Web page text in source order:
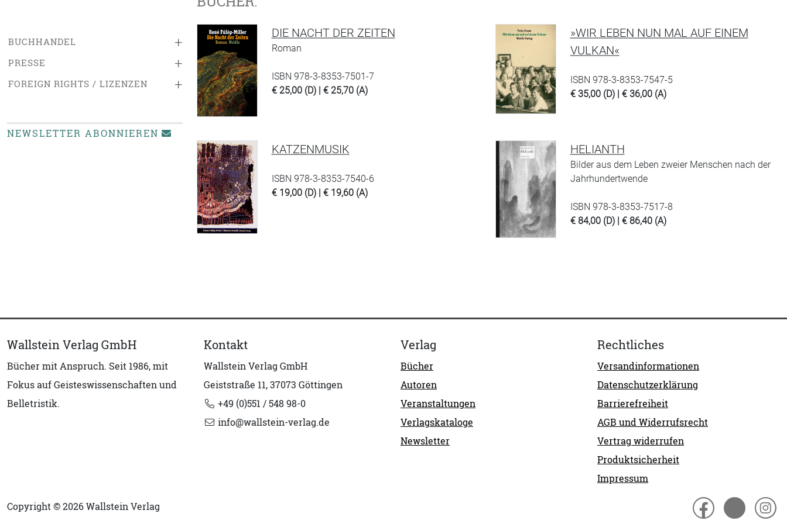
+
BUCHHANDEL
+
PRESSE
+
FOREIGN RIGHTS / LIZENZEN
NEWSLETTER ABONNIEREN
DIE NACHT DER ZEITEN
Roman
ISBN 978-3-8353-7501-7
€ 25,00 (D) | € 25,70 (A)
»WIR LEBEN NUN MAL AUF EINEM
VULKAN«
ISBN 978-3-8353-7547-5
€ 35,00 (D) | € 36,00 (A)
KATZENMUSIK
ISBN 978-3-8353-7540-6
€ 19,00 (D) | € 19,60 (A)
HELIANTH
Bilder aus dem Leben zweier Menschen nach der
Jahrhundertwende
ISBN 978-3-8353-7517-8
€ 84,00 (D) | € 86,40 (A)
Wallstein Verlag GmbH
Bücher mit Anspruch. Seit 1986, mit
Fokus auf Geisteswissenschaften und
Belletristik.
Kontakt
Wallstein Verlag GmbH
Geiststraße 11, 37073 Göttingen
+49 (0)551 / 548 98-0
info@wallstein-verlag.de
Verlag
Bücher
Autoren
Veranstaltungen
Verlagskataloge
Newsletter
Rechtliches
Versandinformationen
Datenschutzerklärung
Barrierefreiheit
AGB und Widerrufsrecht
Vertrag widerrufen
Produktsicherheit
Impressum
Copyright © 2026 Wallstein Verlag